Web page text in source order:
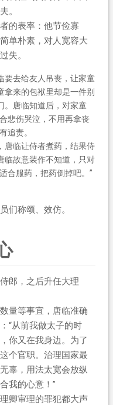
。
的表率：他节俭寡
单朴素，对人宽容大
失。
要去给友人吊丧，让家童
拿来的包袱里却是一件别
。唐临知道后，对家童
悲伤哭泣，不用再拿丧
追责。
唐临让侍者煮药，结果侍
临故意装作不知道，只对
合服药，把药倒掉吧。”
们称颂、效仿。
郎，之后升任大理
量等事宜，唐临准确
“从前我做太子的时
你又在我身边。为了
个官职。治理国家最
辜，用法太宽会放纵
我的心意！”
卿审理的罪犯都大声